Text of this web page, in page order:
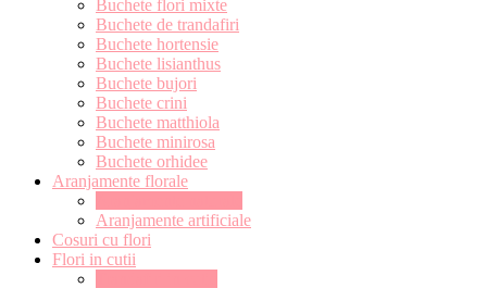
Buchete flori mixte
Buchete de trandafiri
Buchete hortensie
Buchete lisianthus
Buchete bujori
Buchete crini
Buchete matthiola
Buchete minirosa
Buchete orhidee
Aranjamente florale
Aranjamente artificiale
Cosuri cu flori
Flori in cutii